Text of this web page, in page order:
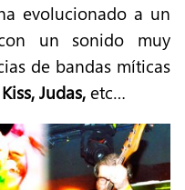
evolucionado a un
un sonido muy
de bandas míticas
Judas, etc…